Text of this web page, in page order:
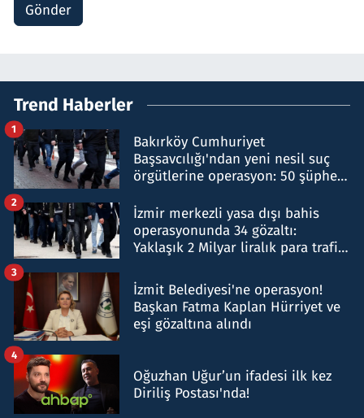
Gönder
Trend Haberler
Bakırköy Cumhuriyet
Başsavcılığı'ndan yeni nesil suç
örgütlerine operasyon: 50 şüpheli
1
İzmir merkezli yasa dışı bahis
operasyonunda 34 gözaltı:
Yaklaşık 2 Milyar liralık para trafiği
2
İzmit Belediyesi'ne operasyon!
Başkan Fatma Kaplan Hürriyet ve
eşi gözaltına alındı
3
Oğuzhan Uğur’un ifadesi ilk kez
Diriliş Postası'nda!
4